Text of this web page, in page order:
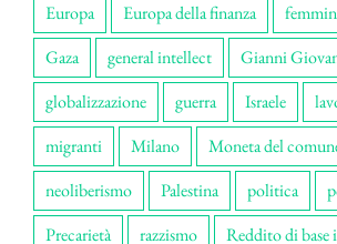
Europa
Europa della finanza
Gaza
general intellect
Gianni
globalizzazione
guerra Israele
migranti
Milano Moneta del
neoliberismo
Palestina politica
Precarietà
razzismo Reddito di